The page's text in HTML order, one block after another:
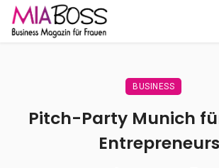
BUSINESS
Pitch-Party Munich
Entrepreneurs